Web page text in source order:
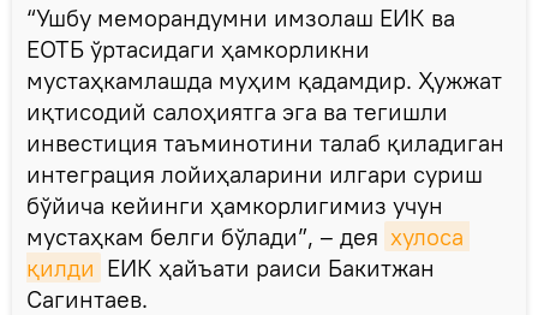
“Ушбу меморандумни имзолаш ЕИК ва
ЕОТБ ўртасидаги ҳамкорликни
мустаҳкамлашда муҳим қадамдир. Ҳужжат
иқтисодий салоҳиятга эга ва тегишли
инвестиция таъминотини талаб қиладиган
интеграция лойиҳаларини илгари суриш
бўйича кейинги ҳамкорлигимиз учун
мустаҳкам белги бўлади”, – дея хулоса
қилди ЕИК ҳайъати раиси Бакитжан
Сагинтаев.